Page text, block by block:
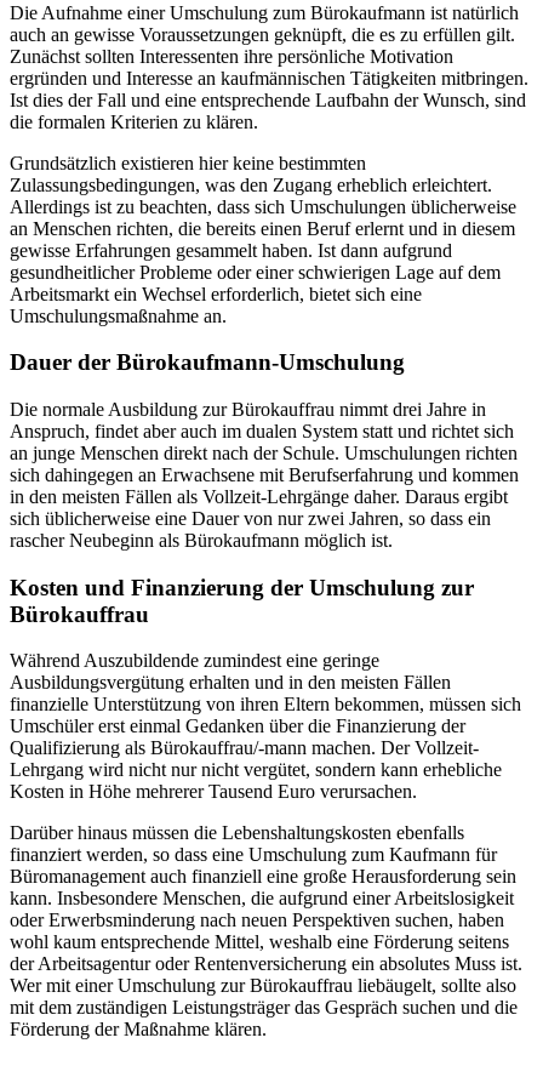
Die Aufnahme einer Umschulung zum Bürokaufmann ist natürlich
auch an gewisse Voraussetzungen geknüpft, die es zu erfüllen gilt.
Zunächst sollten Interessenten ihre persönliche Motivation
ergründen und Interesse an kaufmännischen Tätigkeiten mitbringen.
Ist dies der Fall und eine entsprechende Laufbahn der Wunsch, sind
die formalen Kriterien zu klären.
Grundsätzlich existieren hier keine bestimmten
Zulassungsbedingungen, was den Zugang erheblich erleichtert.
Allerdings ist zu beachten, dass sich Umschulungen üblicherweise
an Menschen richten, die bereits einen Beruf erlernt und in diesem
gewisse Erfahrungen gesammelt haben. Ist dann aufgrund
gesundheitlicher Probleme oder einer schwierigen Lage auf dem
Arbeitsmarkt ein Wechsel erforderlich, bietet sich eine
Umschulungsmaßnahme an.
Dauer der Bürokaufmann-Umschulung
Die normale Ausbildung zur Bürokauffrau nimmt drei Jahre in
Anspruch, findet aber auch im dualen System statt und richtet sich
an junge Menschen direkt nach der Schule. Umschulungen richten
sich dahingegen an Erwachsene mit Berufserfahrung und kommen
in den meisten Fällen als Vollzeit-Lehrgänge daher. Daraus ergibt
sich üblicherweise eine Dauer von nur zwei Jahren, so dass ein
rascher Neubeginn als Bürokaufmann möglich ist.
Kosten und Finanzierung der Umschulung zur
Bürokauffrau
Während Auszubildende zumindest eine geringe
Ausbildungsvergütung erhalten und in den meisten Fällen
finanzielle Unterstützung von ihren Eltern bekommen, müssen sich
Umschüler erst einmal Gedanken über die Finanzierung der
Qualifizierung als Bürokauffrau/-mann machen. Der Vollzeit-
Lehrgang wird nicht nur nicht vergütet, sondern kann erhebliche
Kosten in Höhe mehrerer Tausend Euro verursachen.
Darüber hinaus müssen die Lebenshaltungskosten ebenfalls
finanziert werden, so dass eine Umschulung zum Kaufmann für
Büromanagement auch finanziell eine große Herausforderung sein
kann. Insbesondere Menschen, die aufgrund einer Arbeitslosigkeit
oder Erwerbsminderung nach neuen Perspektiven suchen, haben
wohl kaum entsprechende Mittel, weshalb eine Förderung seitens
der Arbeitsagentur oder Rentenversicherung ein absolutes Muss ist.
Wer mit einer Umschulung zur Bürokauffrau liebäugelt, sollte also
mit dem zuständigen Leistungsträger das Gespräch suchen und die
Förderung der Maßnahme klären.